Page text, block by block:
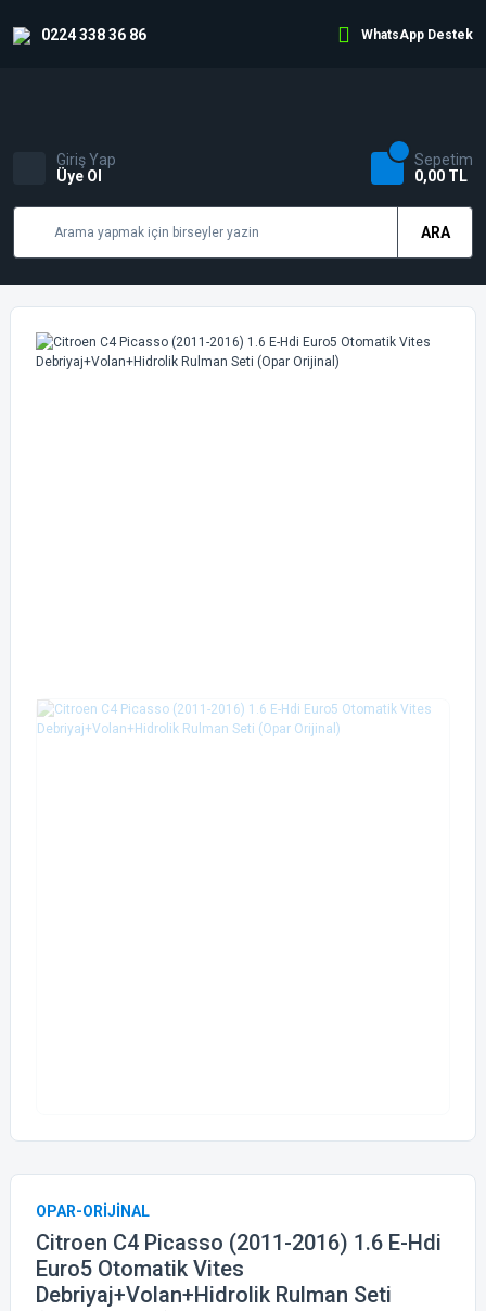
0224 338 36 86 WhatsApp Destek
ARA
Giriş Yap
Üye Ol
Sepetim
0,00 TL
OPAR-ORİJİNAL
Citroen C4 Picasso (2011-2016) 1.6 E-Hdi
Euro5 Otomatik Vites
Debriyaj+Volan+Hidrolik Rulman Seti